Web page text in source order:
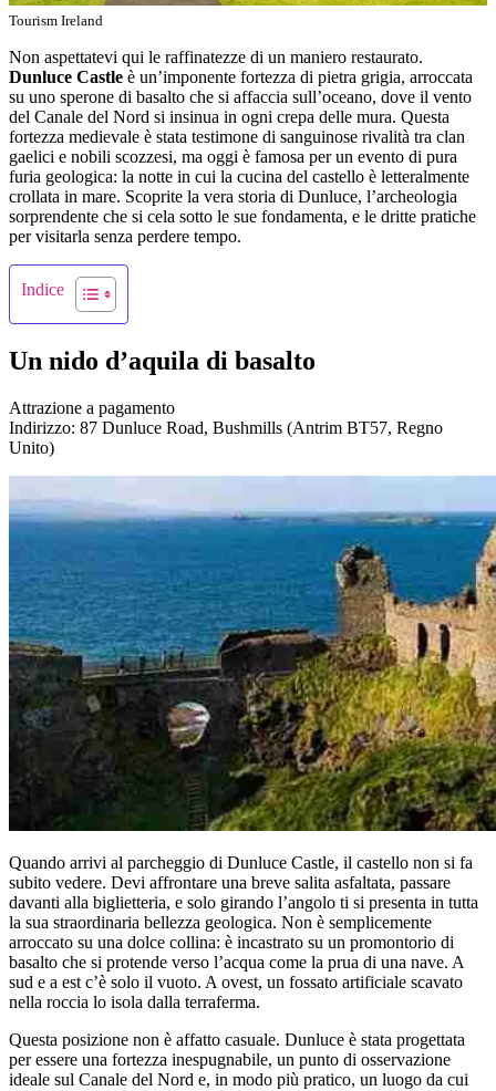
Tourism Ireland
Non aspettatevi qui le raffinatezze di un maniero restaurato.
Dunluce Castle è un’imponente fortezza di pietra grigia, arroccata
su uno sperone di basalto che si affaccia sull’oceano, dove il vento
del Canale del Nord si insinua in ogni crepa delle mura. Questa
fortezza medievale è stata testimone di sanguinose rivalità tra clan
gaelici e nobili scozzesi, ma oggi è famosa per un evento di pura
furia geologica: la notte in cui la cucina del castello è letteralmente
crollata in mare. Scoprite la vera storia di Dunluce, l’archeologia
sorprendente che si cela sotto le sue fondamenta, e le dritte pratiche
per visitarla senza perdere tempo.
Indice
Un nido d’aquila di basalto
Attrazione a pagamento
Indirizzo: 87 Dunluce Road, Bushmills (Antrim BT57, Regno
Unito)
Quando arrivi al parcheggio di Dunluce Castle, il castello non si fa
subito vedere. Devi affrontare una breve salita asfaltata, passare
davanti alla biglietteria, e solo girando l’angolo ti si presenta in tutta
la sua straordinaria bellezza geologica. Non è semplicemente
arroccato su una dolce collina: è incastrato su un promontorio di
basalto che si protende verso l’acqua come la prua di una nave. A
sud e a est c’è solo il vuoto. A ovest, un fossato artificiale scavato
nella roccia lo isola dalla terraferma.
Questa posizione non è affatto casuale. Dunluce è stata progettata
per essere una fortezza inespugnabile, un punto di osservazione
ideale sul Canale del Nord e, in modo più pratico, un luogo da cui